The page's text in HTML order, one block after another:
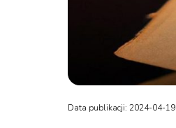
Data publikacji: 2024-04-19